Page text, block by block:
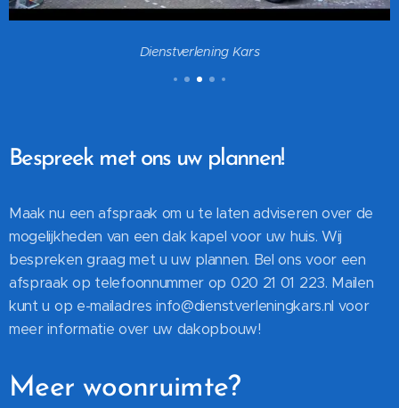
Dienstverlening Kars
Bespreek met ons uw plannen!
Maak nu een afspraak om u te laten adviseren over de
mogelijkheden van een dak kapel voor uw huis. Wij
bespreken graag met u uw plannen. Bel ons voor een
afspraak op telefoonnummer op 020 21 01 223. Mailen
kunt u op e-mailadres info@dienstverleningkars.nl voor
meer informatie over uw dakopbouw!
Meer woonruimte?